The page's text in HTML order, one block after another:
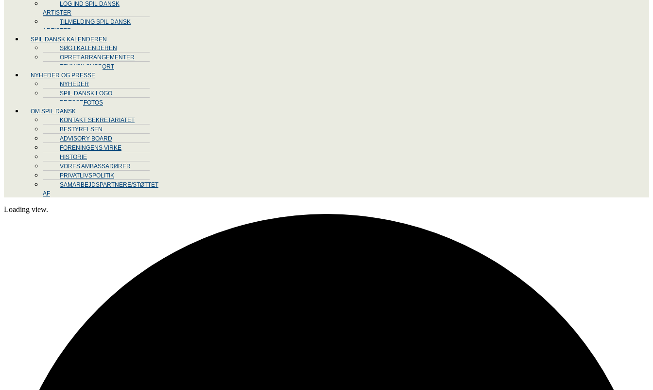
LOG IND SPIL DANSK
ARTISTER
TILMELDING SPIL DANSK
ARTISTER
SPIL DANSK KALENDEREN
SØG I KALENDEREN
OPRET ARRANGEMENTER
TEKNISK SUPPORT
NYHEDER OG PRESSE
NYHEDER
SPIL DANSK LOGO
PRESSEFOTOS
OM SPIL DANSK
KONTAKT SEKRETARIATET
BESTYRELSEN
ADVISORY BOARD
FORENINGENS VIRKE
HISTORIE
VORES AMBASSADØRER
PRIVATLIVSPOLITIK
SAMARBEJDSPARTNERE/STØTTET
AF
Loading view.